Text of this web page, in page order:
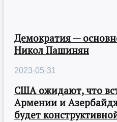
Демократия —
Никол Пашинян
2023-05-31
США ожидают, что
Армении и
будет